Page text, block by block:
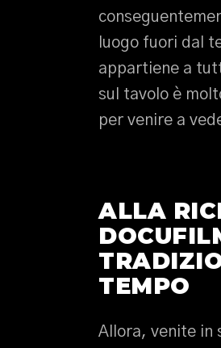
luogo fuori dal
appartiene a
sul tavolo è
per venire a
ALLA
TEMPO
Allora, venite in